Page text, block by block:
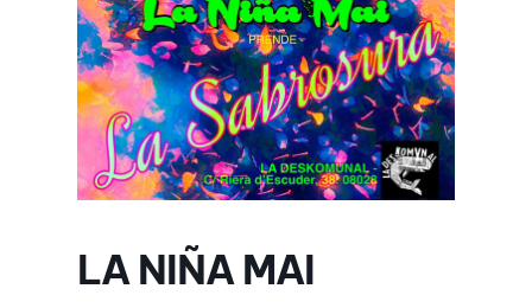
LA NIÑA MAI